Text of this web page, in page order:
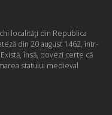
localităţi din Republica
din 20 august 1462, într-
însă, dovezi certe că
statului medieval